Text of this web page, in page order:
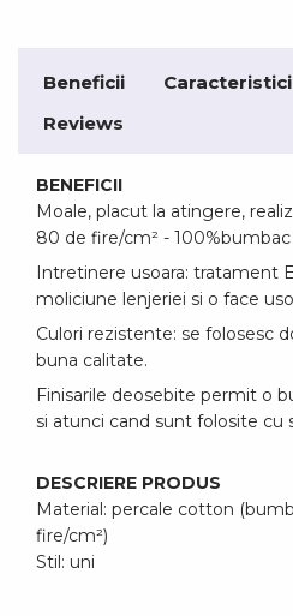
Beneficii Caracteristici
Reviews
BENEFICII
Moale, placut la atingere,
80 de fire/cm² - 100%bumbac
Intretinere usoara: tratament
moliciune lenjeriei si o face
Culori rezistente: se folosesc
buna calitate.
Finisarile deosebite permit o
si atunci cand sunt folosite cu
DESCRIERE PRODUS
Material: percale cotton
fire/cm²)
Stil: uni